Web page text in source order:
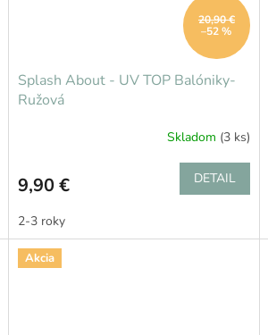
20,90 €
–52 %
Splash About - UV TOP Balóniky-
Ružová
Skladom (3 ks)
9,90 € DETAIL
2-3 roky
Akcia